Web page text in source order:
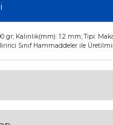
gr; Kalınlık(mm): 1.2 mm; Tipi:
Birinci Sınıf Hammaddeler ile